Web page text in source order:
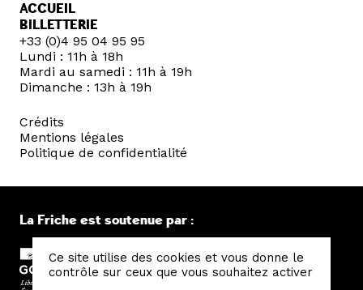
ACCUEIL
BILLETTERIE
+33 (0)4 95 04 95 95
Lundi : 11h à 18h
Mardi au samedi : 11h à 19h
Dimanche : 13h à 19h
Crédits
Mentions légales
Politique de confidentialité
La Friche est soutenue par :
Ce site utilise des cookies et vous donne le
contrôle sur ceux que vous souhaitez activer